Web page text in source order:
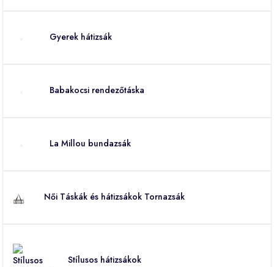
Gyerek hátizsák
Babakocsi rendezőtáska
La Millou bundazsák
Női Táskák és hátizsákok Tornazsák
Stílusos hátizsákok